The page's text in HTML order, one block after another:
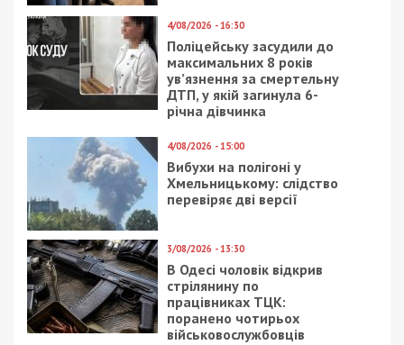
4/08/2026 - 16:30
Поліцейську засудили до
максимальних 8 років
ув’язнення за смертельну
ДТП, у якій загинула 6-
річна дівчинка
4/08/2026 - 15:00
Вибухи на полігоні у
Хмельницькому: слідство
перевіряє дві версії
3/08/2026 - 13:30
В Одесі чоловік відкрив
стрілянину по
працівниках ТЦК:
поранено чотирьох
військовослужбовців